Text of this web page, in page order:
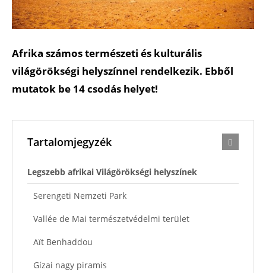
Afrika számos természeti és kulturális
világörökségi helyszínnel rendelkezik. Ebből
mutatok be 14 csodás helyet!
Tartalomjegyzék
Legszebb afrikai Világörökségi helyszínek
Serengeti Nemzeti Park
Vallée de Mai természetvédelmi terület
Aït Benhaddou
Gízai nagy piramis